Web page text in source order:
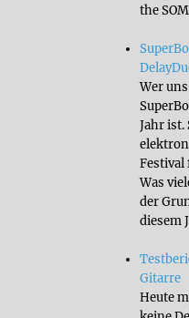
the
Wer
Jahr ist.
Was
der
diesem
Gitarre
Heute